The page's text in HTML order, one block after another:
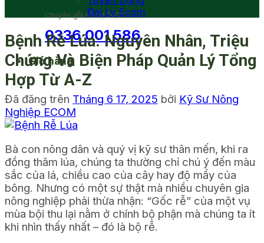
Chuyên gia hỗ trợ 24/7
0336 001 586
Giỏ hàng
Đại Lý Ecom
Bệnh Rễ Lúa: Nguyên Nhân, Triệu
Chứng Và Biện Pháp Quản Lý Tổng
Hợp Từ A-Z
Đã đăng trên Tháng 6 17, 2025 bởi Kỹ Sư Nông
Nghiệp ECOM
Bà con nông dân và quý vị kỹ sư thân mến, khi ra
đồng thăm lúa, chúng ta thường chỉ chú ý đến màu
sắc của lá, chiều cao của cây hay độ mẩy của
bông. Nhưng có một sự thật mà nhiều chuyên gia
nông nghiệp phải thừa nhận: “Gốc rễ” của một vụ
mùa bội thu lại nằm ở chính bộ phận mà chúng ta ít
khi nhìn thấy nhất – đó là bộ rễ.